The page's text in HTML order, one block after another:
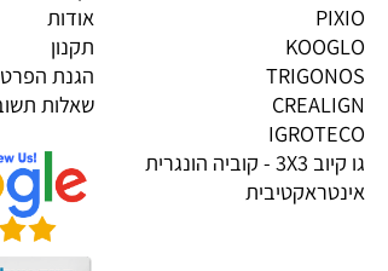
בייבוא אישי מידע
דף הבית
אודות
הגנת הפרטיות
שאלות תשובות